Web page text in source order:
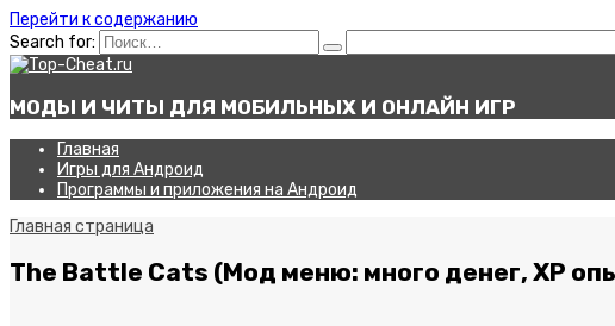
Перейти к содержанию
Search for:
МОДЫ И ЧИТЫ ДЛЯ МОБИЛЬНЫХ И ОНЛАЙН ИГР
Главная
Игры для Андроид
Программы и приложения на Андроид
Главная страница
The Battle Cats (Мод меню: много денег, XP